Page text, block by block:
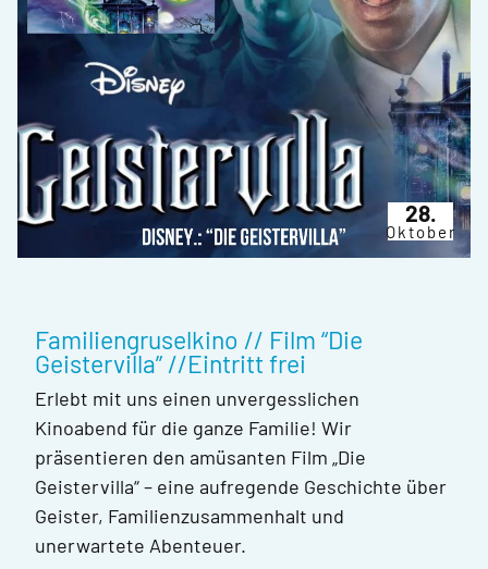
28.
Oktober
Familiengruselkino // Film “Die
Geistervilla” //Eintritt frei
Erlebt mit uns einen unvergesslichen
Kinoabend für die ganze Familie! Wir
präsentieren den amüsanten Film „Die
Geistervilla“ – eine aufregende Geschichte über
Geister, Familienzusammenhalt und
unerwartete Abenteuer.